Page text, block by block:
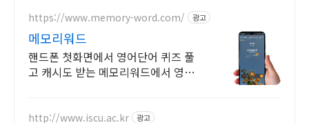
https://www.memory-word.com/ 광고
메모리워드
핸드폰 첫화면에서 영어단어 퀴즈 풀
고 캐시도 받는 메모리워드에서 영어
http://www.iscu.ac.kr 광고